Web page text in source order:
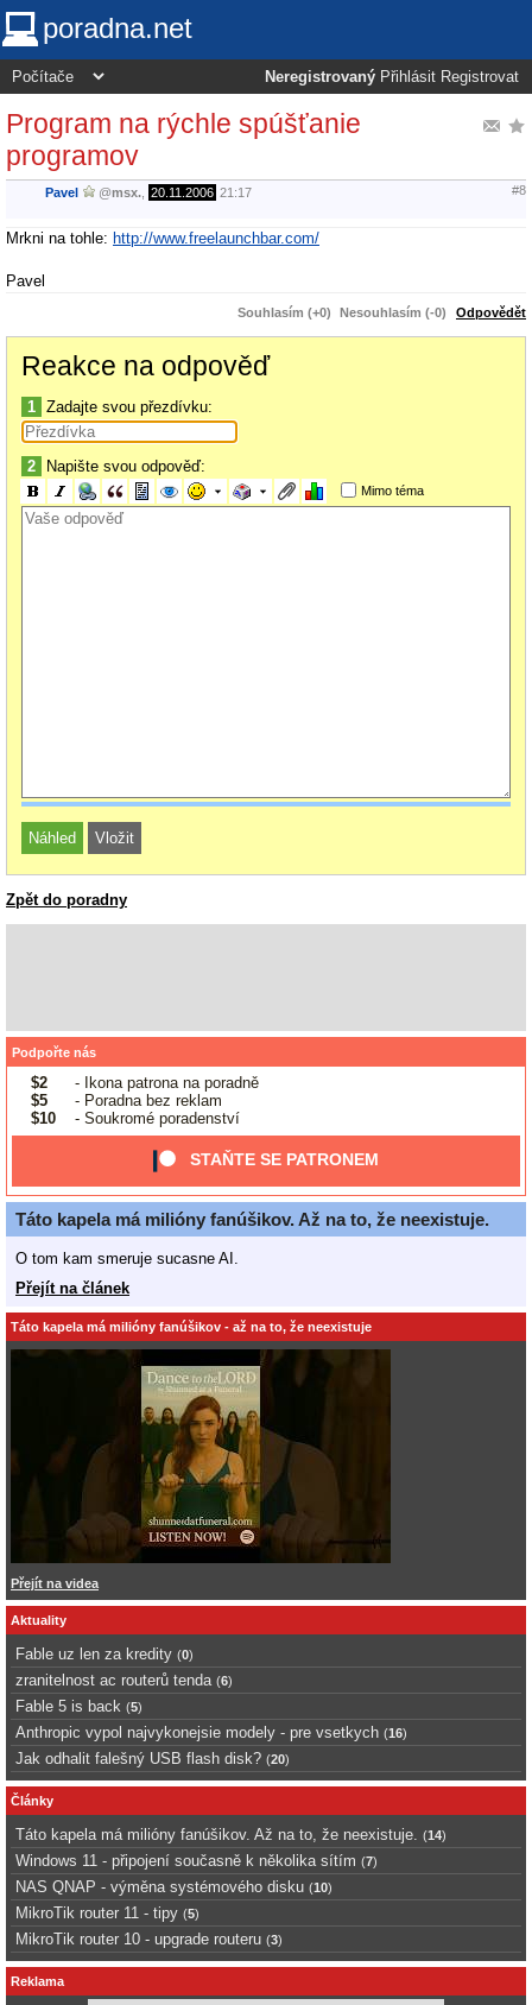
poradna.net
Neregistrovaný Přihlásit Registrovat
Program na rýchle spúšťanie
programov
Pavel @msx. 20.11.2006 21:17 #8
Mrkni na tohle: http://www.freelaunchbar.com/
Pavel
Souhlasím (+0) Nesouhlasím (-0) Odpovědět
Reakce na odpověď
1 Zadajte svou přezdívku:
2 Napište svou odpověď:
Mimo téma
Zpět do poradny
Podpořte nás
$2
- Ikona patrona na poradně
$5
- Poradna bez reklam
$10
- Soukromé poradenství
STAŇTE SE PATRONEM
Táto kapela má milióny fanúšikov. Až na to, že neexistuje.
O tom kam smeruje sucasne AI.
Přejít na článek
Táto kapela má milióny fanúšikov - až na to, že neexistuje
Přejít na videa
Aktuality
Fable uz len za kredity (0)
zranitelnost ac routerů tenda (6)
Fable 5 is back (5)
Anthropic vypol najvykonejsie modely - pre vsetkych (16)
Jak odhalit falešný USB flash disk? (20)
Články
Táto kapela má milióny fanúšikov. Až na to, že neexistuje. (14)
Windows 11 - připojení současně k několika sítím (7)
NAS QNAP - výměna systémového disku (10)
MikroTik router 11 - tipy (5)
MikroTik router 10 - upgrade routeru (3)
Reklama